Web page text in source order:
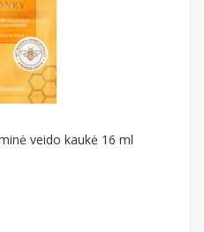
veido kaukė 16 ml